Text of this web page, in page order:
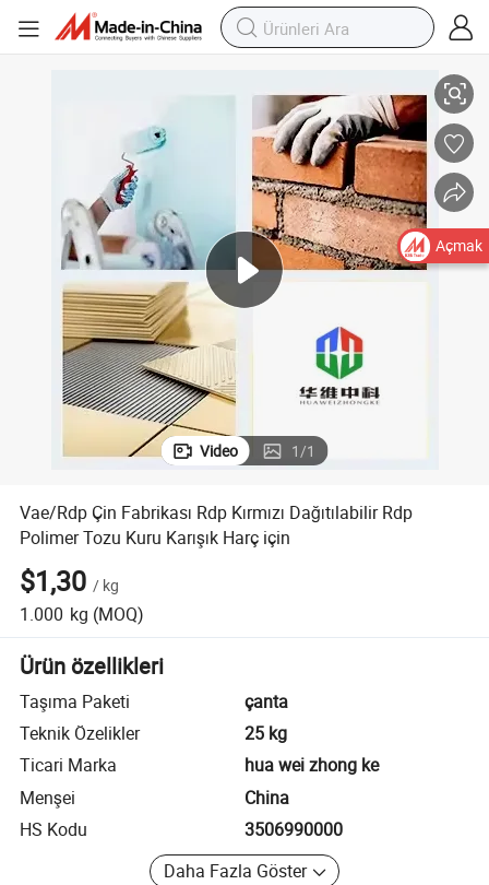
Video 1/1
Vae/Rdp Çin Fabrikası Rdp Kırmızı Dağıtılabilir Rdp
Polimer Tozu Kuru Karışık Harç için
$1,30 / kg
1.000 kg (MOQ)
Ürün özellikleri
Taşıma Paketi
çanta
Teknik Özelikler
25 kg
Ticari Marka
hua wei zhong ke
Menşei
China
HS Kodu
3506990000
Daha Fazla Göster
Açmak